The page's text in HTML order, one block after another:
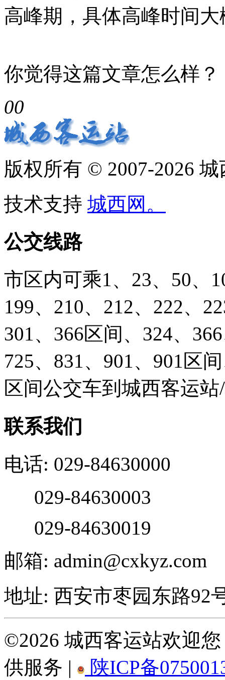
高峰期，具体高峰时间
你觉得这篇文章怎么样？
00
版权所有 © 2007-2026
技术支持 城西网。
公交线路
市区内可乘1、23、50、
199、210、212、222、
301、366区间、324、
725、831、901、901区
区间公交车到城西客运
联系我们
电话: 029-84630000
029-84630003
029-84630019
邮箱: admin@cxkyz.com
地址: 西安市枣园东路92
©2026 城西客运站欢迎
供服务 |
陕ICP备